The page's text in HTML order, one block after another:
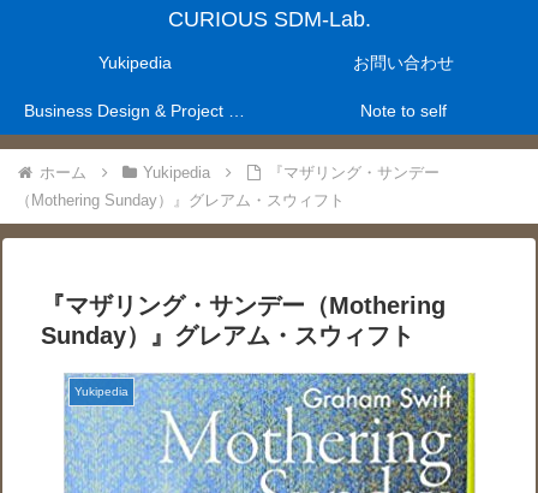
CURIOUS SDM-Lab.
Yukipedia お問い合わせ
Note to self
ホーム Yukipedia
『マザリング・サンデー
（Mothering Sunday）』グレアム・スウィフト
『マザリング・サンデー（Mothering
Sunday）』グレアム・スウィフト
Yukipedia